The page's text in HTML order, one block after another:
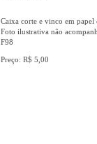
Caixa corte e vinco em
Foto ilustrativa não
F98
Preço: R$ 5,00